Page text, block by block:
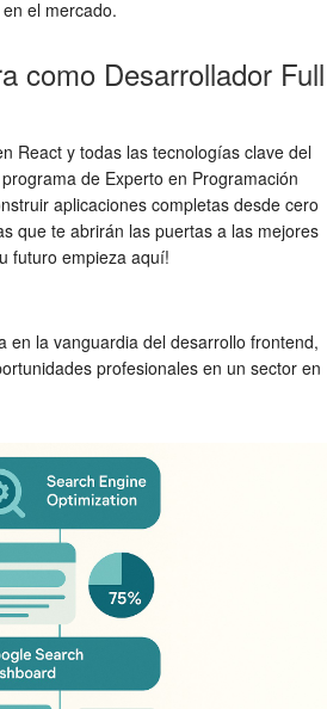
el mercado.
como Desarrollador Full
React y todas las tecnologías clave del
de Experto en Programación
aplicaciones completas desde cero
que te abrirán las puertas a las mejores
futuro empieza aquí!
en la vanguardia del desarrollo frontend,
profesionales en un sector en